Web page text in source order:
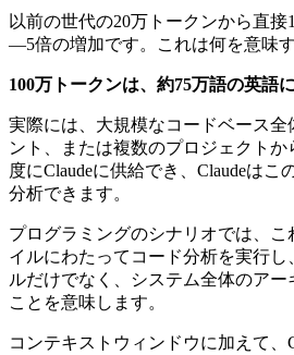
以前の世代の20万トークンから直接
—5倍の増加です。これは何を意味
100万トークンは、約75万語の英語
実際には、大規模なコードベース全
ント、または複数のプロジェクト
度にClaudeに供給でき、Claudeはこ
分析できます。
プログラミングのシナリオでは、こ
イルにわたってコード分析を実行
ルだけでなく、システム全体のアー
ことを意味します。
コンテキストウィンドウに加えて、